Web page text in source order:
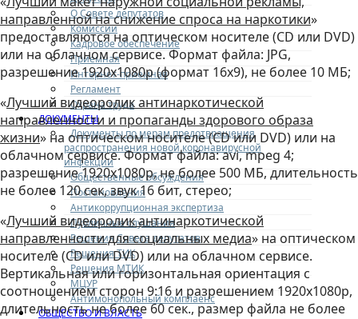
О Совете депутатов
Комиссии
Кадровое обеспечение
Приемная
Интернет-приемная
Регламент
Охрана труда
ДОКУМЕНТЫ
Документы по мерам предотвращения
распространения новой коронавирусной
инфекции
Общественные обсуждения
Постановления
Антикоррупционная экспертиза
Публичные слушания
Решения Совета депутатов
Решения ТИК
Решения МТИК
МЦУР
Антимонопольный комплаенс
ОБЩЕСТВО И ВЛАСТЬ
направленной на снижение спроса на наркотики»
предоставляются на оптическом носителе (CD или DVD)
или на облачном сервисе. Формат файла: JPG,
разрешение 1920х1080р (формат 16х9), не более 10 МБ;
«Лучший видеоролик антинаркотической
направленности и пропаганды здорового образа
жизни» на оптическом носителе (CD или DVD) или на
облачном сервисе. Формат файла: avi, mpeg 4;
разрешение 1920х1080р, не более 500 МБ, длительность
не более 120 сек, звук 16 бит, стерео;
«Лучший видеоролик антинаркотической
направленности для социальных медиа» на оптическом
носителе (CD или DVD) или на облачном сервисе.
Вертикальная или горизонтальная ориентация с
соотношением сторон 9:16 и разрешением 1920х1080р,
длительность не более 60 сек., размер файла не более